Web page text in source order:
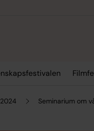
Seminarium om